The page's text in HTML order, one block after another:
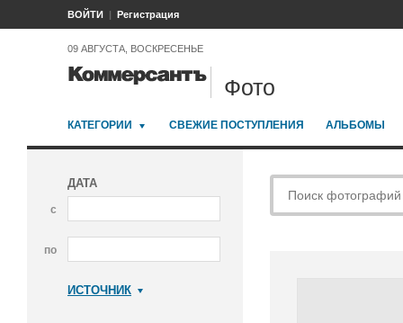
ВОЙТИ Регистрация
09 АВГУСТА, ВОСКРЕСЕНЬЕ
Фото
КАТЕГОРИИ СВЕЖИЕ ПОСТУПЛЕНИЯ АЛЬБОМЫ
ДАТА
с
по
ИСТОЧНИК